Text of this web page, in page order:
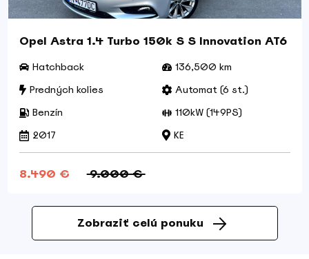
Opel Astra 1.4 Turbo 150k S S Innovation AT6
Hatchback
136,500 km
Predných kolies
Automat (6 st.)
Benzín
110kW (149PS)
2017
KE
8.490 € 9.000 €
Zobraziť celú ponuku